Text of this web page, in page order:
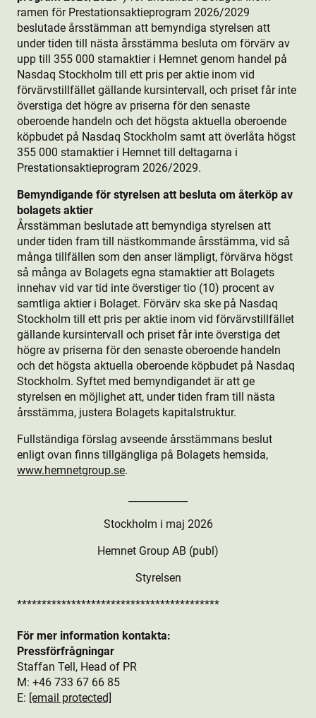
ramen för Prestationsaktie­program 2026/2029
beslutade årsstämman att bemyndiga styrelsen att
under tiden till nästa årsstämma besluta om förvärv av
upp till 355 000 stamaktie­r i Hemnet genom handel på
Nasdaq Stockholm till ett pris per aktie­ inom vid
förvärvstillfället gällande kursintervall, och priset får inte
överstiga det högre av priserna för den senaste
oberoende handeln och det högsta aktuella oberoende
köpbudet på Nasdaq Stockholm samt att överlåta högst
355 000 stamaktie­r i Hemnet till deltagarna i
Prestationsaktie­program 2026/2029.
Bemyndigande för styrelsen att besluta om återköp av
bolagets aktie­r
Årsstämman beslutade att bemyndiga styrelsen att
under tiden fram till nästkommande årsstämma, vid så
många tillfällen som den anser lämpligt, förvärva högst
så många av Bolagets egna stamaktie­r att Bolagets
innehav vid var tid inte överstiger tio (10) procent av
samtliga aktie­r i Bolaget. Förvärv ska ske på Nasdaq
Stockholm till ett pris per aktie­ inom vid förvärvstillfället
gällande kursintervall och priset får inte överstiga det
högre av priserna för den senaste oberoende handeln
och det högsta aktuella oberoende köpbudet på Nasdaq
Stockholm. Syftet med bemyndigandet är att ge
styrelsen en möjlighet att, under tiden fram till nästa
årsstämma, justera Bolagets kapitalstruktur.
Fullständiga förslag avseende årsstämmans beslut
enligt ovan finns tillgängliga på Bolagets hemsida,
www.hemnetgroup.se.
Stockholm i maj 2026
Hemnet Group AB (publ)
Styrelsen
*****************************************
För mer information kontakta:
Pressförfrågningar
Staffan Tell, Head of PR
M: +46 733 67 66 85
E: [email protected]